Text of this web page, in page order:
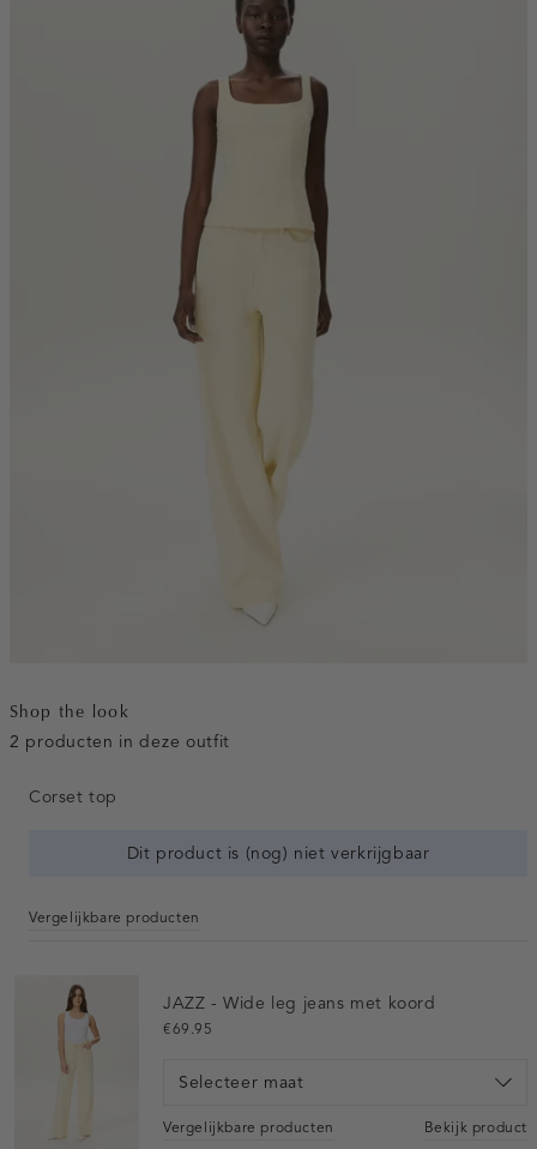
Shop the look
2 producten in deze outfit
Corset top
Dit product is (nog) niet verkrijgbaar
Vergelijkbare producten
JAZZ - Wide leg jeans met koord
€69.95
Selecteer maat
Vergelijkbare producten Bekijk product